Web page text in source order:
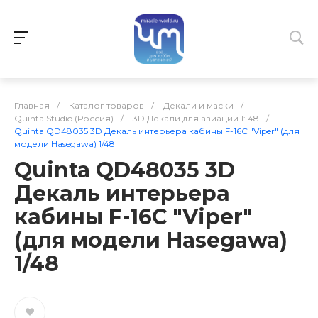
Главная / Каталог товаров / Декали и маски
/
Quinta Studio (Россия)
/ 3D Декали для авиации 1: 48
/
Quinta QD48035 3D Декаль интерьера кабины F-16С "Viper" (для
модели Hasegawa) 1/48
Quinta QD48035 3D
Декаль интерьера
кабины F-16С "Viper"
(для модели Hasegawa)
1/48